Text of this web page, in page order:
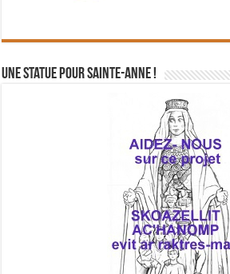
Une statue pour Sainte-Anne !